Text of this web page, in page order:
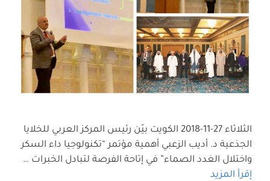
الثلاثاء 27-11-2018 الكويت بيّن رئيس المركز العربي للخلايا
الجذعية د. أديب الزعبي أهمية مؤتمر “تكنولوجيا داء السكر
واختلال الغدد الصماء” في إتاحة الفرصة لتبادل الخبرات …
إقرأ المزيد